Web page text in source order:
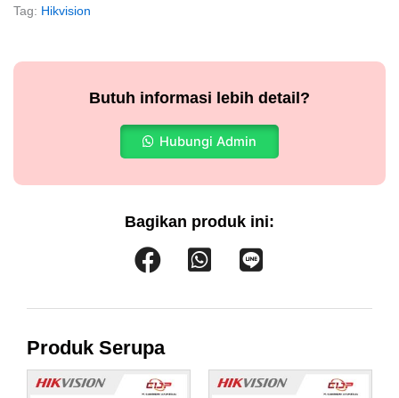
Tag: Hikvision
Butuh informasi lebih detail?
Hubungi Admin
Bagikan produk ini:
Produk Serupa